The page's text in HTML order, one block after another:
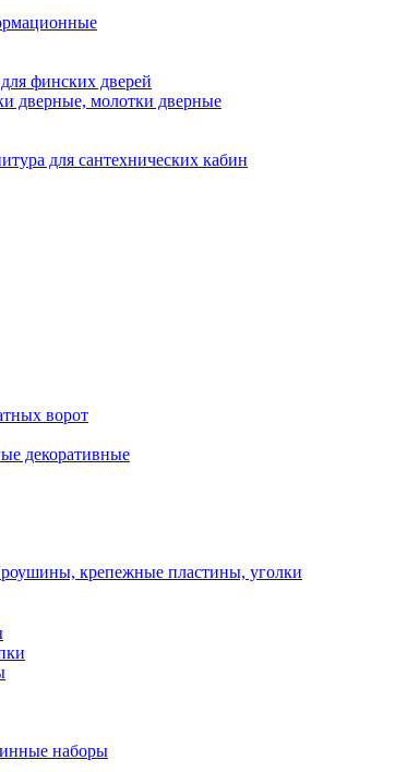
финских дверей
дверные, молотки дверные
для сантехнических кабин
ворот
декоративные
крепежные пластины, уголки
наборы